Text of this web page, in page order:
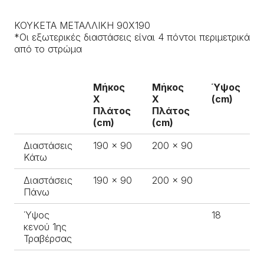
ΚΟΥΚΕΤΑ ΜΕΤΑΛΛΙΚΗ 90Χ190
*Οι εξωτερικές διαστάσεις είναι 4 πόντοι περιμετρικά
από το στρώμα
Μήκος
Χ
Πλάτος
(cm)
Μήκος
Χ
Πλάτος
(cm)
Ύψος
(cm)
Διαστάσεις
Κάτω
190 x 90 200 x 90
Διαστάσεις
Πάνω
190 x 90 200 x 90
Ύψος
κενού 1ης
Τραβέρσας
18